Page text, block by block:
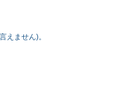
えません)。